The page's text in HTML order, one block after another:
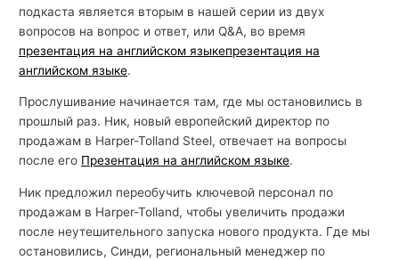
подкаста является вторым в нашей серии из двух
вопросов на вопрос и ответ, или Q&А, во время
презентация на английском языкепрезентация на
английском языке.
Прослушивание начинается там, где мы остановились в
прошлый раз. Ник, новый европейский директор по
продажам в Harper-Tolland Steel, отвечает на вопросы
после его Презентация на английском языке.
Ник предложил переобучить ключевой персонал по
продажам в Harper-Tolland, чтобы увеличить продажи
после неутешительного запуска нового продукта. Где мы
остановились, Синди, региональный менеджер по